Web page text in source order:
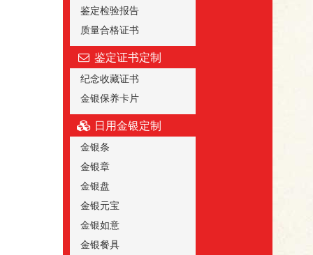
鉴定检验报告
质量合格证书
鉴定证书定制
纪念收藏证书
金银保养卡片
日用金银定制
金银条
金银章
金银盘
金银元宝
金银如意
金银餐具